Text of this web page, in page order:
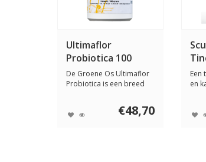
Ultimaflor
Probiotica 100
gram
De Groene Os Ultimaflor
Probiotica is een breed
€48,70
Een
en